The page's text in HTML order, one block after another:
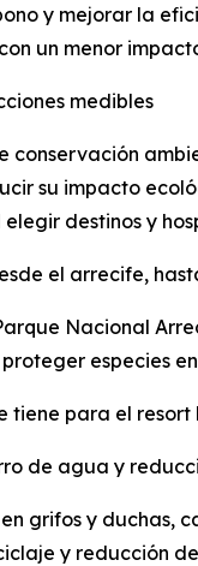
y mejorar la
un menor
medibles
su impacto
destinos y
el arrecife,
Nacional
especies
tiene para el
de agua y
grifos y
y reducción